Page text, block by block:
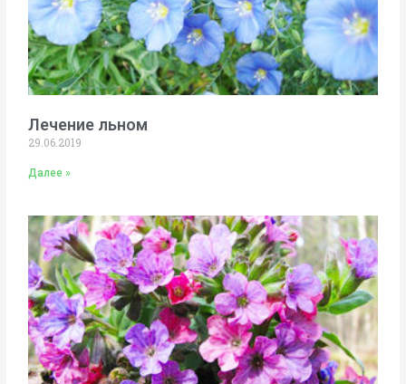
Лечение льном
29.06.2019
Далее »